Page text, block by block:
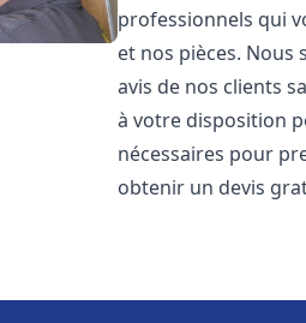
professionnels qui
et nos pièces.
avis de nos clients
à votre disposition
nécessaires pour
obtenir un devis